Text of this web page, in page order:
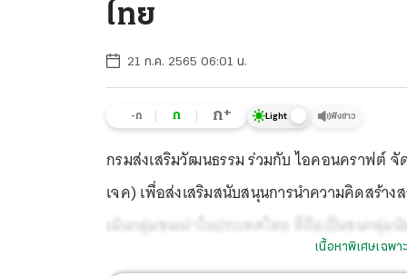
ไทย
21 ก.ค. 2565 06:01 น.
-ก ก ก+ Light ฟังข่าว
กรมส่งเสริมวัฒนธรรม ร่วมกับ ไอคอนคราฟต์ จัด
เจค) เพื่อส่งเสริมสนับสนุนการนำความคิดสร้าง
เน้นกลุ่มชนเผ่าในประเทศไทย ที่ถือเป็นชนกลุ่
เนื้อหาพิเศษเฉพ